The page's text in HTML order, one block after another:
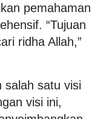
pemahaman
“Tujuan
ridha Allah,”
salah satu visi
visi ini,